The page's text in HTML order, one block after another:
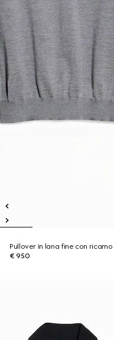
Pullover in lana fine con ricamo
€ 950